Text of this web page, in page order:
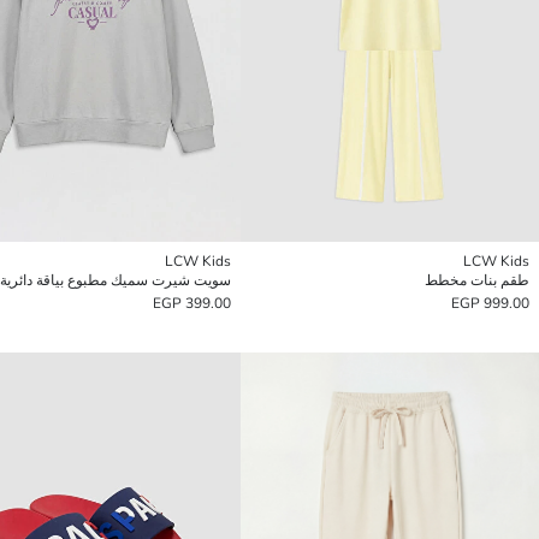
LCW Kids
طقم بنات مخطط
999.00 EGP
LCW Kids
سويت شيرت سميك مطبوع بياقة دائرية
399.00 EGP